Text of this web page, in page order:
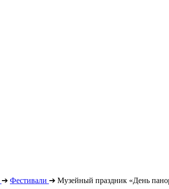
➔ Фестивали ➔ Музейный праздник «День